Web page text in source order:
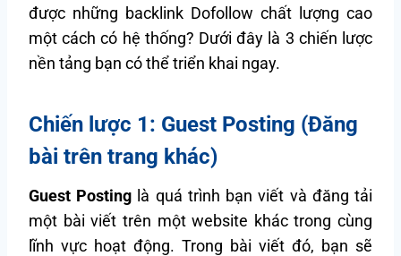
được những backlink Dofollow chất lượng cao
một cách có hệ thống? Dưới đây là 3 chiến lược
nền tảng bạn có thể triển khai ngay.
Chiến lược 1: Guest Posting (Đăng
bài trên trang khác)
Guest Posting là quá trình bạn viết và đăng tải
một bài viết trên một website khác trong cùng
lĩnh vực hoạt động. Trong bài viết đó, bạn sẽ